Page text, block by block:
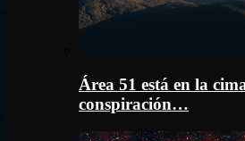
Área 51 está en la
conspiración…